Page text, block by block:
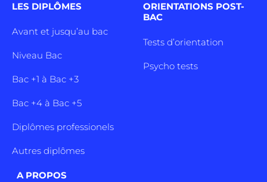
LES DIPLÔMES
Avant et jusqu’au bac
Niveau Bac
Bac +1 à Bac +3
Bac +4 à Bac +5
Diplômes professionels
Autres diplômes
ORIENTATIONS POST-
BAC
Tests d’orientation
Psycho tests
A PROPOS